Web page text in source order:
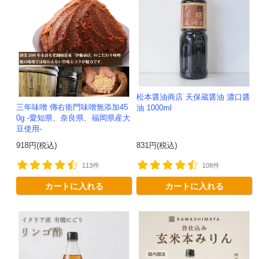
三年味噌 傳右衛門味噌無添加45
0g -愛知県、奈良県、福岡県産大
豆使用-
918円(税込)
113件
カートに入れる
松本醤油商店 天保蔵醤油 濃口醤
油 1000ml
831円(税込)
108件
カートに入れる